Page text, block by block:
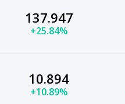
137.947
+25.84%
10.894
+10.89%